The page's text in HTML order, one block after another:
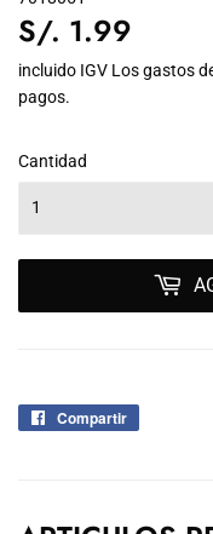
S/. 1.99
1.99
incluido IGV Losgastos
pagos.
Cantidad
Compartir